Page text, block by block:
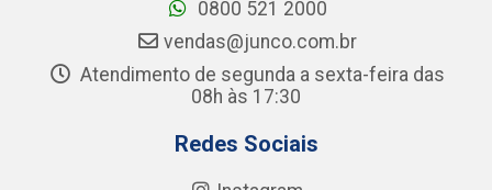
0800 521 2000
vendas@junco.com.br
Atendimento de segunda a sexta-feira das
08h às 17:30
Redes Sociais